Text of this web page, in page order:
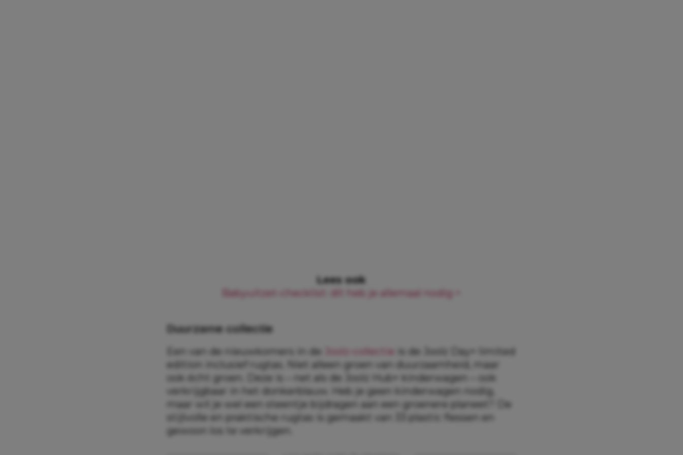
Lees ook
Babyuitzet-checklist: dít heb je allemaal nodig >
Duurzame collectie
Een van de nieuwkomers in de Joolz-collectie
is de Joolz Day+ limited
edition inclusief rugtas. Niet alleen groen van duurzaamheid, maar
ook écht groen. Deze is – net als de Joolz Hub+ kinderwagen – ook
verkrijgbaar in het donkerblauw. Heb je geen kinderwagen nodig,
maar wil je wel een steentje bijdragen aan een groenere planeet? De
stijlvolle en praktische rugtas is gemaakt van 33 plastic flessen en
gewoon los te verkrijgen.